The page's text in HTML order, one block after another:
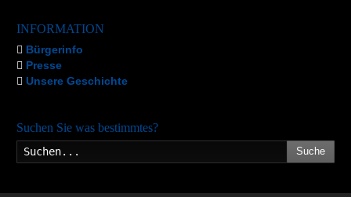
INFORMATION
Bürgerinfo
Presse
Unsere Geschichte
Suchen Sie was bestimmtes?
Suche